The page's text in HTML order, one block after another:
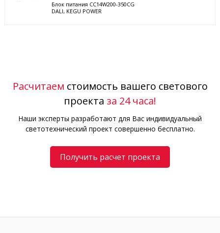
Блок питания CC14W200-350CG
DALI, KEGU POWER
Расчитаем стоимость вашего светового
проекта за 24 часа!
Наши эксперты разработают для Вас индивидуальный
светотехнический проект совершенно бесплатно.
Получить расчет проекта